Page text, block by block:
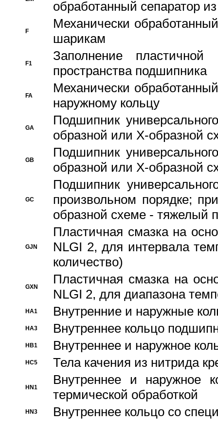
обработанный сепаратор
F
Механически
шарикам
F1
Заполнение
пространства подшипника
FA
Механически
наружному кольцу
GA
Подшипник
образной или Х-образной
GB
Подшипник
образной или Х-образной
GC
Подшипник
произвольном порядке;
образной схеме - тяжелый
GJN
Пластичная смазка на
NLGI 2, для интервала
количество)
GXN
Пластичная смазка на
NLGI 2, для диапазона
HA1 Внутренние и наружные
HA3 Bнутреннее кольцо
HB1 Bнутреннее и наружное
HC5 Тела качения из нитрида
HN1
Bнутреннее и наружное
термической обработкой
HN3 Внутреннее кольцо со